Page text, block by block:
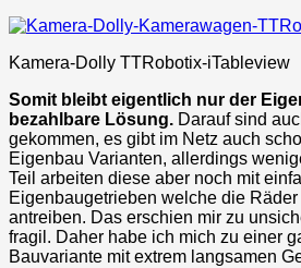
Kamera-Dolly TTRobotix-iTableview
Somit bleibt eigentlich nur der
bezahlbare Lösung. Darauf sind
gekommen, es gibt im Netz auch
Eigenbau Varianten, allerdings
Teil arbeiten diese aber noch mit
Eigenbaugetrieben welche die Räder
antreiben. Das erschien mir zu
fragil. Daher habe ich mich zu einer
Bauvariante mit extrem langsamen